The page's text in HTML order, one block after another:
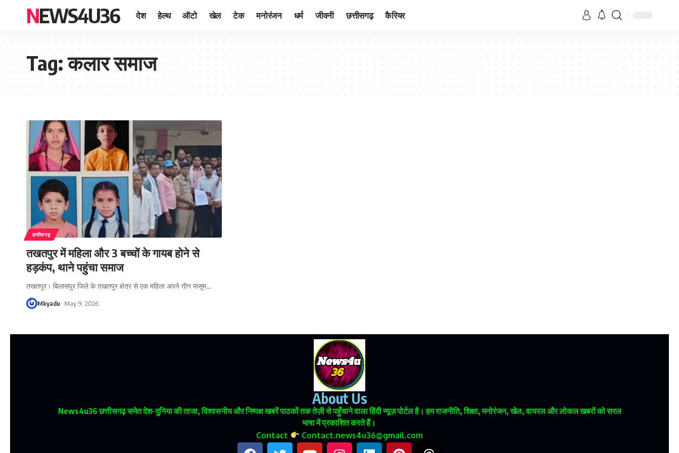
NEWS4U36 देश हेल्थ ऑटो खेल टेक मनोरंजन धर्म जीवनी छत्तीसगढ़ कैरियर
Tag:कलार समाज
छत्तीसगढ़
तखतपुर में महिला और 3 बच्चों के गायब होने से
हड़कंप, थाने पहुंचा समाज
तखतपुर। बिलासपुर जिले के तखतपुर क्षेत्र से एक महिला अपने तीन मासूम…
Mkyadu May 9, 2026
About Us
News4u36छत्तीसगढ़ समेत देश-दुनिया की ताजा, विश्वसनीय और निष्पक्ष खबरें पाठकों तक तेज़ी से पहुँचाने वाला हिंदी न्यूज़ पोर्टल है। हम राजनीति, शिक्षा, मनोरंजन, खेल, वायरल और लोकल खबरों को सरल
भाषा में प्रकाशित करते हैं।
Contact
Contact.news4u36@gmail.com